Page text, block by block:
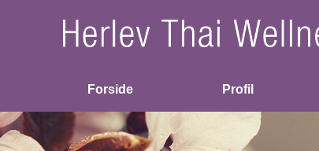
Forside Profil